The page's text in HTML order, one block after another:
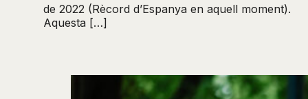
de 2022 (Rècord d’Espanya en aquell moment).
Aquesta […]